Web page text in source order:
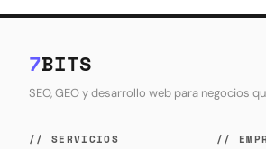
7BITS
SEO, GEO y desarrollo web para negocios
// SERVICIOS //